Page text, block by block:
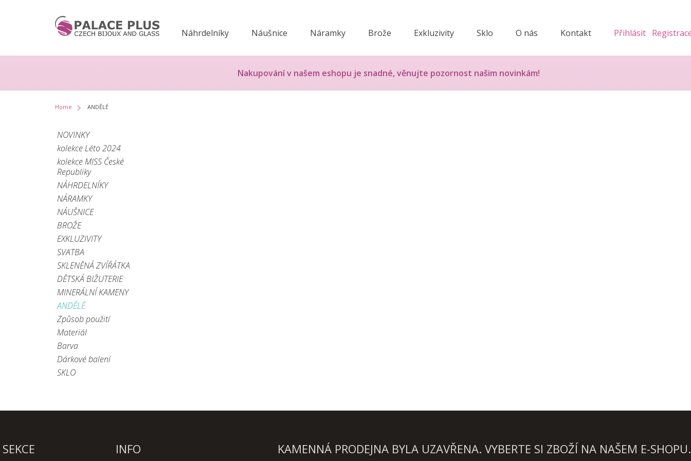
Náhrdelníky Náušnice Náramky Brože Exkluzivity Sklo O nás Kontakt Přihlásit
Nakupování v našem eshopu je snadné, věnujte pozornost našim novinkám!
Home ANDĚLÉ
NOVINKY
kolekce Léto 2024
kolekce MISS České
Republiky
NÁHRDELNÍKY
NÁRAMKY
NÁUŠNICE
BROŽE
EXKLUZIVITY
SVATBA
SKLENĚNÁ ZVÍŘÁTKA
DĚTSKÁ BIŽUTERIE
MINERÁLNÍ KAMENY
ANDĚLÉ
Způsob použití
Materiál
Barva
Dárkové balení
SKLO
SEKCE INFO KAMENNÁ PRODEJNA BYLA UZAVŘENA. VYBERTE SI ZBOŽÍ NA NAŠEM E-SHOPU.